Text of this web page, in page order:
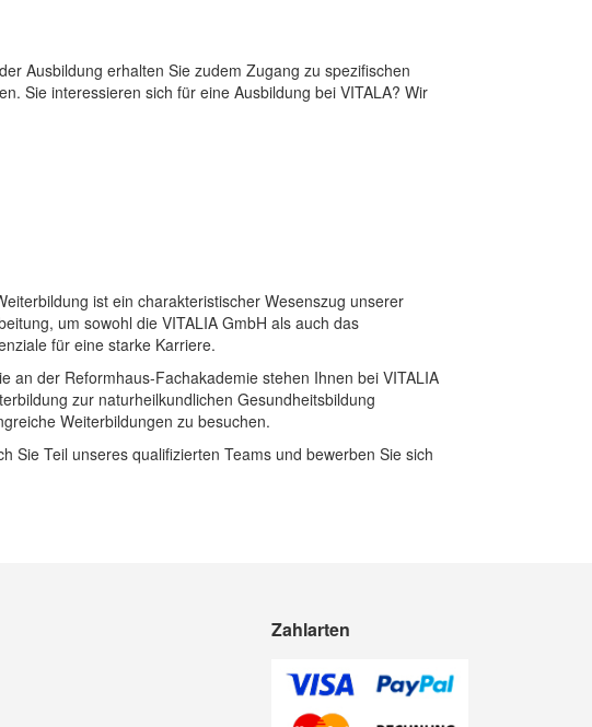
Ausbildung erhalten Sie zudem Zugang zu spezifischen
Sie interessieren sich für eine Ausbildung bei VITALA? Wir
ist ein charakteristischer Wesenszug unserer
um sowohl die VITALIA GmbH als auch das
für eine starke Karriere.
an der Reformhaus-Fachakademie stehen Ihnen bei VITALIA
zur naturheilkundlichen Gesundheitsbildung
Weiterbildungen zu besuchen.
Sie Teil unseres qualifizierten Teams und bewerben Sie sich
Zahlarten